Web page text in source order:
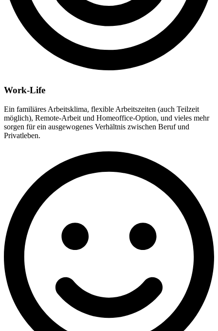
Work-Life
Ein familiäres Arbeitsklima, flexible Arbeitszeiten (auch Teilzeit
möglich), Remote-Arbeit und Homeoffice-Option, und vieles mehr
sorgen für ein ausgewogenes Verhältnis zwischen Beruf und
Privatleben.